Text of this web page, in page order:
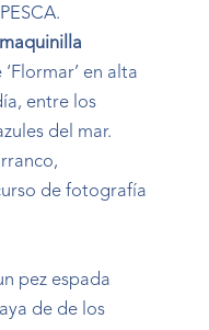
en alta
entre los
del mar.
de fotografía
pez espada
de de los